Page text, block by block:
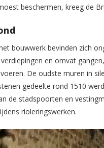
beschermen, kreeg de
bouwwerk bevinden zich
en omvat
De oudste muren in
gedeelte rond 1510
de stadspoorten en
rioleringswerken.